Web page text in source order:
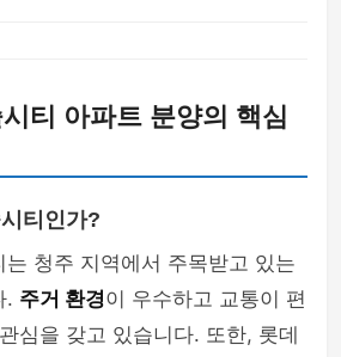
티 아파트 분양의 핵심
티인가?
청주 지역에서 주목받고 있는
. 주거 환경이 우수하고 교통이 편
심을 갖고 있습니다. 또한, 롯데